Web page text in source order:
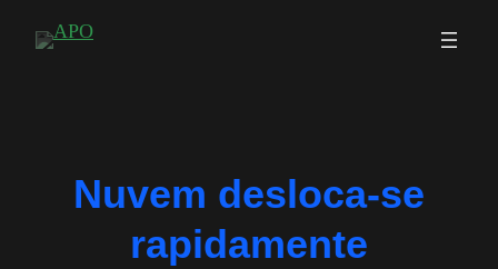
Nuvem desloca-se
rapidamente